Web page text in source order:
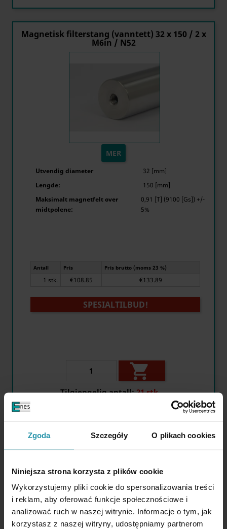
Zgoda Szczegóły O plikach cookies
Niniejsza strona korzysta z plików cookie
Wykorzystujemy pliki cookie do spersonalizowania treści
i reklam, aby oferować funkcje społecznościowe i
analizować ruch w naszej witrynie. Informacje o tym, jak
korzystasz z naszej witryny, udostępniamy partnerom
Magnetisk filterstang (vanntett) 32 x 150 / 2 x
M6in / N52
MER
Utvendig diameter
32 [mm]
Lengde:
150 [mm]
Maksimalt magnetfelt over
midtpolene:
0,91 [T] (9100 [Gs]) +/-
5%
Antall Pris Pris brutto (moms 23 %)
1 stk. €108.85 €133.89
SPESIALTILBUD!

Tilgjengelig antall: 21 stk.
Magnetisk filterstang (vanntett) 25 x 250 / 2 x
M6in / N52